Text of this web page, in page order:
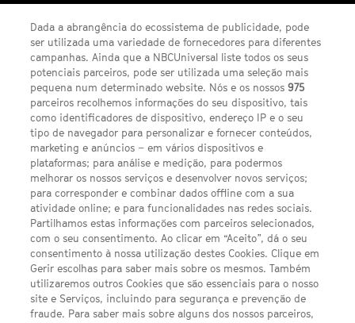
SEGUE-NOS
FACEBOOK
TWITTER
YOUTUBEINSTAGRAM
LINKS ÚTEIS
Escolhas de Anúncios
Política de privacidade
Termos E Condições
FILMES
Dada a abrangência do ecossistema de publicidade, pode
ser utilizada uma variedade de fornecedores para diferentes
campanhas. Ainda que a NBCUniversal liste todos os seus
potenciais parceiros, pode ser utilizada uma seleção mais
pequena num determinado website. Nós e os nossos975
parceiros recolhemos informações do seu dispositivo, tais
como identificadores de dispositivo, endereço IP e o seu
tipo de navegador para personalizar e fornecer conteúdos,
marketing e anúncios – em vários dispositivos e
plataformas; para análise e medição, para podermos
melhorar os nossos serviços e desenvolver novos serviços;
para corresponder e combinar dados offline com a sua
atividade online; e para funcionalidades nas redes sociais.
Partilhamos estas informações com parceiros selecionados,
com o seu consentimento. Ao clicar em “Aceito”, dá o seu
consentimento à nossa utilização destes Cookies. Clique em
Gerir escolhas para saber mais sobre os mesmos. Também
utilizaremos outros Cookies que são essenciais para o nosso
site e Serviços, incluindo para segurança e prevenção de
fraude. Para saber mais sobre alguns dos nossos parceiros,